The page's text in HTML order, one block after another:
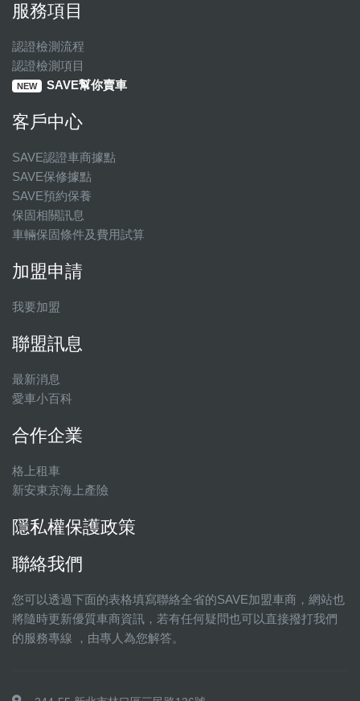
服務項目
認證檢測流程
認證檢測項目
NEW SAVE幫你賣車
客戶中心
SAVE認證車商據點
SAVE保修據點
SAVE預約保養
保固相關訊息
車輛保固條件及費用試算
加盟申請
我要加盟
聯盟訊息
最新消息
愛車小百科
合作企業
格上租車
新安東京海上產險
隱私權保護政策
聯絡我們
您可以透過下面的表格填寫聯絡全省的SAVE加盟車商，網站也
將隨時更新優質車商資訊，若有任何疑問也可以直接撥打我們
的服務專線 ，由專人為您解答。